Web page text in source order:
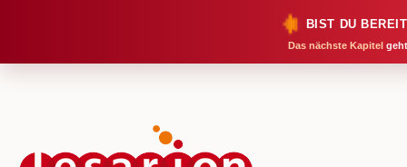
BIST DU
Das nächste Kapitel